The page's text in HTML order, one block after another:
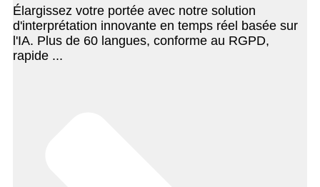
Élargissez votre portée avec notre solution
d'interprétation innovante en temps réel basée sur
l'IA. Plus de 60 langues, conforme au RGPD,
rapide ...